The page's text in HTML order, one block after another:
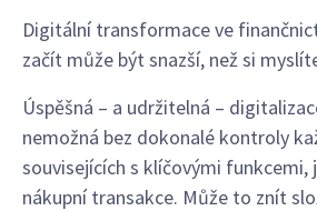
Digitální transformace ve
začít může být snazší, než si
Úspěšná – a udržitelná –
nemožná bez dokonalé kontroly
souvisejících s klíčovými funkcemi,
nákupní transakce. Může to znít